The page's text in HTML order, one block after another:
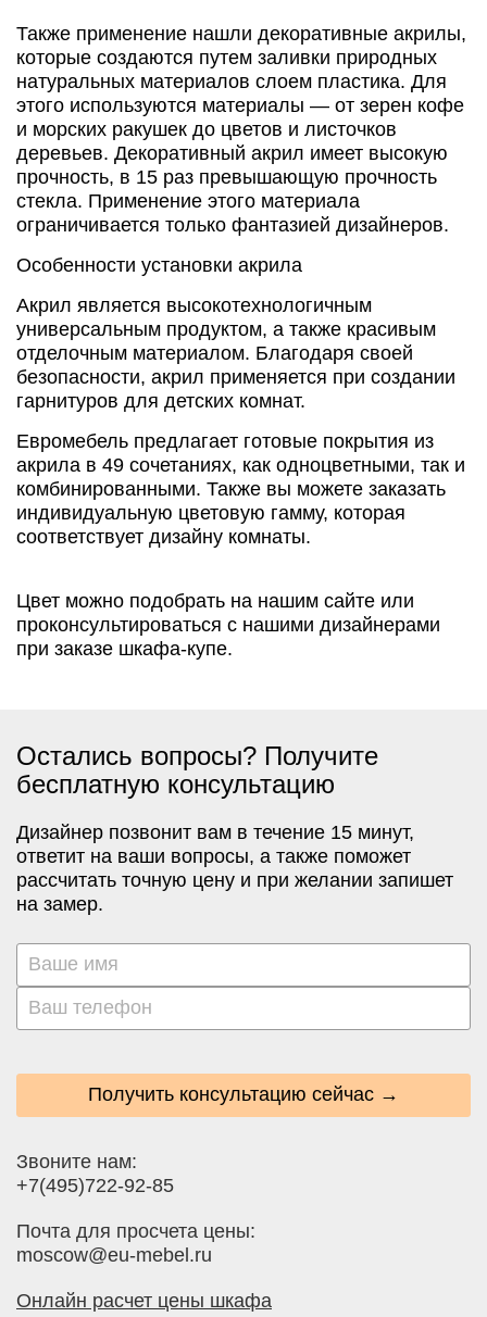
Также применение нашли декоративные акрилы,
которые создаются путем заливки природных
натуральных материалов слоем пластика. Для
этого используются материалы — от зерен кофе
и морских ракушек до цветов и листочков
деревьев. Декоративный акрил имеет высокую
прочность, в 15 раз превышающую прочность
стекла. Применение этого материала
ограничивается только фантазией дизайнеров.
Особенности установки акрила
Акрил является высокотехнологичным
универсальным продуктом, а также красивым
отделочным материалом. Благодаря своей
безопасности, акрил применяется при создании
гарнитуров для детских комнат.
Евромебель предлагает готовые покрытия из
акрила в 49 сочетаниях, как одноцветными, так и
комбинированными. Также вы можете заказать
индивидуальную цветовую гамму, которая
соответствует дизайну комнаты.
Цвет можно подобрать на нашим сайте или
проконсультироваться с нашими дизайнерами
при заказе шкафа-купе.
Остались вопросы? Получите
бесплатную консультацию
Дизайнер позвонит вам в течение 15 минут,
ответит на ваши вопросы, а также поможет
рассчитать точную цену и при желании запишет
на замер.
Получить консультацию сейчас →
Звоните нам:
+7(495)722-92-85
Почта для просчета цены:
moscow@eu-mebel.ru
Онлайн расчет цены шкафа